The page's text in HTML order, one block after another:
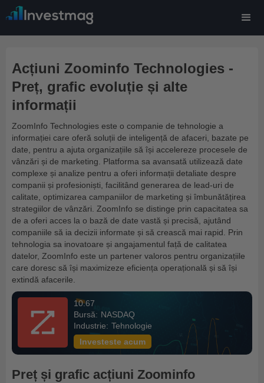
Acțiuni Zoominfo Technologies -
Preț, grafic evoluție și alte
informații
ZoomInfo Technologies este o companie de tehnologie a
informației care oferă soluții de inteligență de afaceri, bazate pe
date, pentru a ajuta organizațiile să își accelereze procesele de
vânzări și de marketing. Platforma sa avansată utilizează date
complexe și analize pentru a oferi informații detaliate despre
companii și profesioniști, facilitând generarea de lead-uri de
calitate, optimizarea campaniilor de marketing și îmbunătățirea
strategiilor de vânzări. ZoomInfo se distinge prin capacitatea sa
de a oferi acces la o bază de date vastă și precisă, ajutând
companiile să ia decizii informate și să crească mai rapid. Prin
tehnologia sa inovatoare și angajamentul față de calitatea
datelor, ZoomInfo este un partener valoros pentru organizațiile
care doresc să își maximizeze eficiența operațională și să își
extindă afacerile.
10.67
Bursă: NASDAQ
Industrie: Tehnologie
Investeste acum
Preț și grafic acțiuni Zoominfo